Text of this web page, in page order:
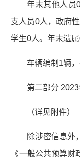
年末其他人员
支人员0人，政府
学生0人。年末遗属
车辆编制1辆
第二部分
（详见附件）
除涉密信息外
《一般公共预算